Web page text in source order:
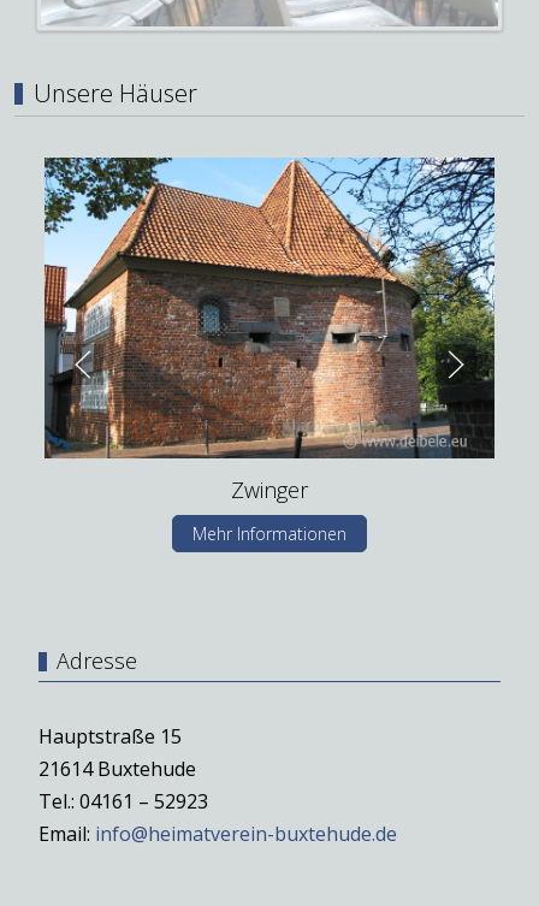
Unsere Häuser
Zwinger
Mehr Informationen
Adresse
Hauptstraße 15
21614 Buxtehude
Tel.: 04161 – 52923
Email: info@heimatverein-buxtehude.de